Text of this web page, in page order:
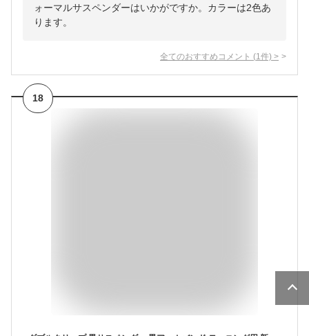
ォーマルサスペンダーはいかがですか。カラーは2色あ
ります。
全てのおすすめコメント (1 件) >
18